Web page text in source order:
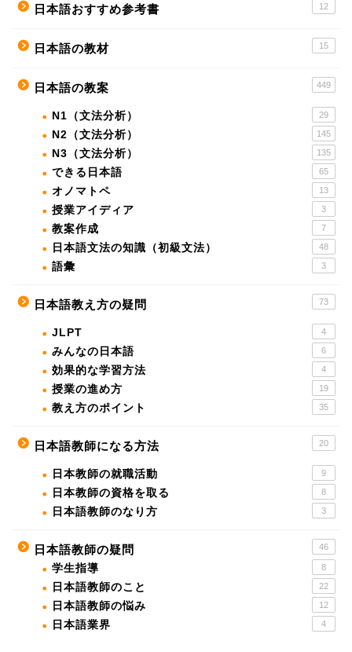
日本語おすすめ参考書 12
日本語の教材 15
日本語の教案 449
N1（文法分析） 29
N2（文法分析） 145
N3（文法分析） 135
できる日本語 65
オノマトペ 13
授業アイディア 3
教案作成 7
日本語文法の知識（初級文法） 48
語彙 3
日本語教え方の疑問 73
JLPT 4
みんなの日本語 6
効果的な学習方法 4
授業の進め方 19
教え方のポイント 35
日本語教師になる方法 20
日本教師の就職活動 9
日本教師の資格を取る 8
日本語教師のなり方 3
日本語教師の疑問 46
学生指導 8
日本語教師のこと 22
日本語教師の悩み 12
日本語業界 4